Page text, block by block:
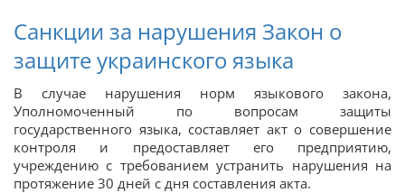
Санкции за нарушения Закон о
защите украинского языка
В случае нарушения норм языкового закона,
Уполномоченный по вопросам защиты
государственного языка, составляет акт о совершение
контроля и предоставляет его предприятию,
учреждению с требованием устранить нарушения на
протяжение 30 дней с дня составления акта.